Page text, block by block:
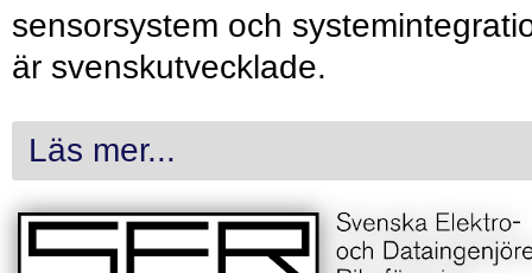
sensorsystem och
är svenskutvecklade.
Läs mer...